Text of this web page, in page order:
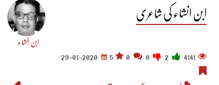
ابن انشاء کی شاعری
ابن انشاء
4141
5
29-01-2020